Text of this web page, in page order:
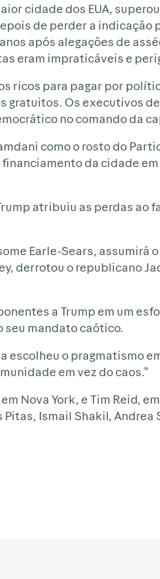
cidade dos EUA,
de perder a indicação
após alegações de
eram impraticáveis e
ricos para pagar por
gratuitos. Os executivos
no comando da
como o rosto do
da cidade
atribuiu as perdas ao
Earle-Sears, assumirá
derrotou o republicano
a Trump em um
seu mandato caótico.
escolheu o pragmatismo
em vez do caos.”
Nova York, e Tim Reid,
Ismail Shakil, Andrea